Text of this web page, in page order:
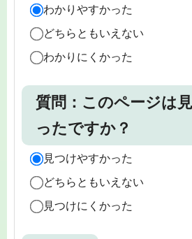
わかりやすかった
どちらともいえない
わかりにくかった
質問：このページは
ったですか？
見つけやすかった
どちらともいえない
見つけにくかった